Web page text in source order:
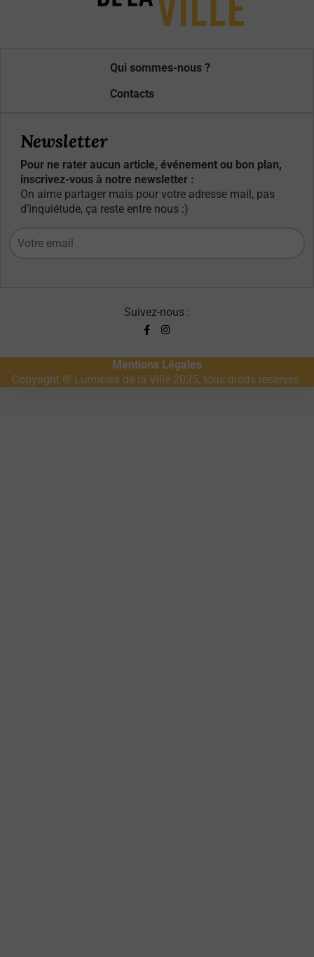
Qui sommes-nous ?
Contacts
Newsletter
Pour ne rater aucun article, événement ou bon plan,
inscrivez-vous à notre newsletter :
On aime partager mais pour votre adresse mail, pas
d’inquiétude, ça reste entre nous :)
Suivez-nous :
Mentions Légales
Copyright © Lumières de la Ville 2025, tous droits réservés.